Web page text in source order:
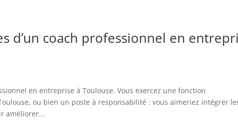
d’un coach professionnel en
en entreprise à Toulouse. Vous exercez une fonction
ou bien un poste à responsabilité : vous aimeriez intégrer
améliorer...